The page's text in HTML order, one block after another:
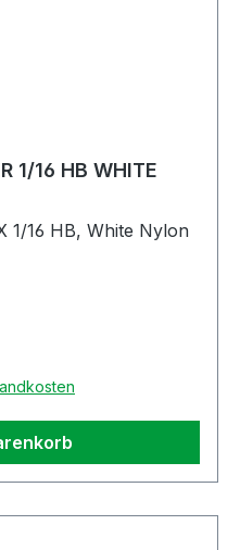
1/16 HB WHITE
1/16 HB, White Nylon